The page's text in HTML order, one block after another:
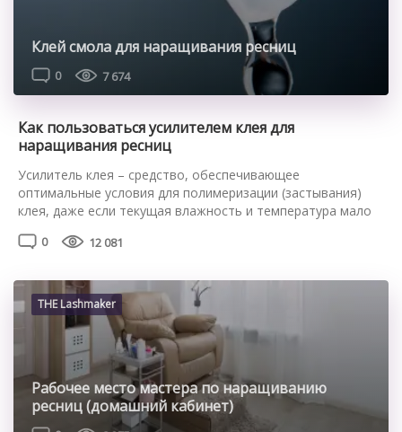
Клей смола для наращивания ресниц
0 7 674
Как пользоваться усилителем клея для
наращивания ресниц
Усилитель клея – средство, обеспечивающее
оптимальные условия для полимеризации (застывания)
клея, даже если текущая влажность и температура мало
или, напротив, быстрое застывание клея сокращает срок
клея предотвращает преждевременное выпадение
наращенных ресничек. Однако мнение о том, что
усилитель клея сам по себе используется для увеличения
0 12 081
THE Lashmaker
Рабочее место мастера по наращиванию
ресниц (домашний кабинет)